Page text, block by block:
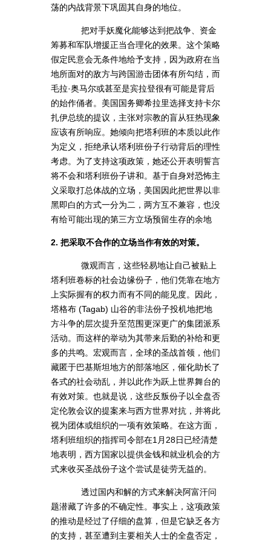
荡的内战背景下巩固其自身的地位。
把对手妖魔化能够达到把战争、资金
筹募和军队增援正当合理化的效果。这个策略
假定民意会无条件地给予支持，因为政府在当
地所面对的敌方与跨国游击团体有所勾结，而
毛拉·奥马尔或甚至是宾拉登很有可能是背后
的始作俑者。美国国务卿希拉里选择支持卡尔
扎伊总统的提议，主张对宗教的盲从狂热现象
应该有所响应。她倾向把塔利班的本质以此作
为定义，拒绝承认塔利班份子行动背后的理性
考虑。为了支持这项政策，她还公开表明誓言
将不会和塔利班份子讲和。基于自身对恐怖主
义采取打总体战的立场，美国因此把世界以非
黑即白的方式一分为二，两方互不兼容，也没
有给可能出现的第三方立场预留生存的余地
2. 把采取不合作的立场当作有效的对策。
微观而言，这些轻易地让自己被贴上
塔利班卷标的社会边缘份子，他们凭靠在地方
上实际握有的权力而有不同的能见度。因此，
塔格布 (Tagab) 山谷的非法份子投机地把地
方斗争的层次提升至范围更深更广的集团派系
活动。而这样的举动为其带来后勤的补给和更
多的共鸣。宏观而言，全球的圣战首领，他们
藏匿于巴基斯坦地方的部落地区，催化助长了
各式的社会动乱，并以此作为跃上世界舞台的
有效对策。也就是说，这些反叛份子以全盘否
定伦敦会议的提案来与西方世界对抗，并将此
视为团体或组织的一项有效策略。在这方面，
塔利班组织的指挥司令部在1月28日已经清楚
地表明，西方国家以提供金钱和就业机会的方
式来收买圣战份子这个尝试是徒劳无益的。
透过国内和解的方式来解决阿富汗问
题潜藏了许多的不确定性。事实上，这项政策
的推动是经过了仔细的盘算，但是它缺乏各方
的支持，甚至遭到主要相关人士的全盘否定，